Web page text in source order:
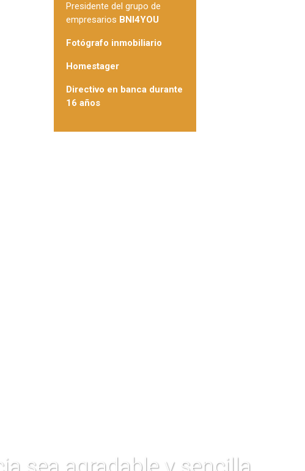
Presidente del grupo de
empresarios BNI4YOU
Fotógrafo inmobiliario
Homestager
Directivo en banca durante
16 años